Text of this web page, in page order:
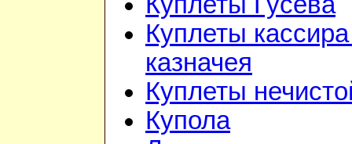
Куплеты
казначея
Куплеты
Купола